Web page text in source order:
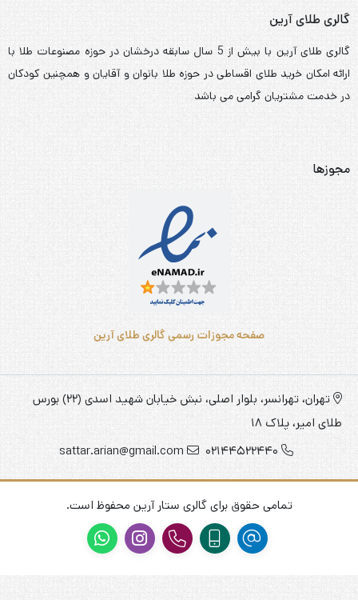
گالری طلای آرین
گالری طلای آرین با بیش از 5 سال سابقه درخشان در حوزه مصنوعات طلا با
ارائه امکان خرید طلای اقساطی در حوزه طلا بانوان و آقایان و همچنین کودکان
در خدمت مشتریان گرامی می باشد
مجوزها
صفحه مجوزات رسمی گالری طلای آرین
تهران، تهرانسر، بلوار اصلی، نبش خیابان شهید اسدی (22) بورس
طلای امیر، پلاک 18
02144522440
sattar.arian@gmail.com
تمامی حقوق برای گالری ستار آرین محفوظ است.